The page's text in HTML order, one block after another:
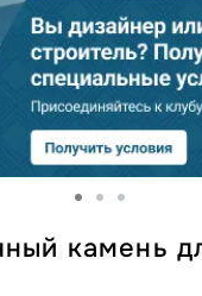
камень